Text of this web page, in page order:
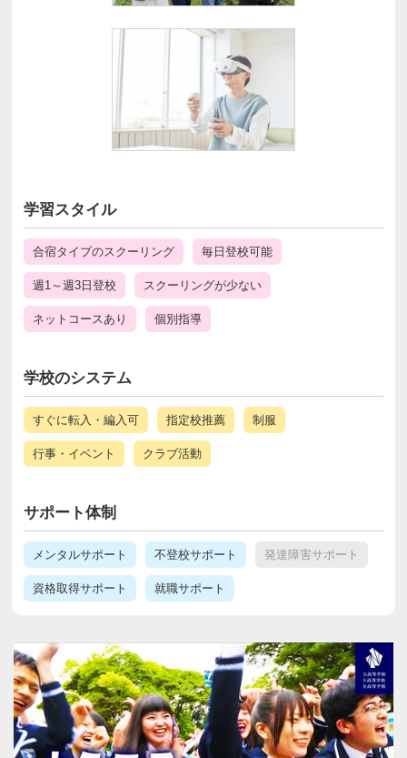
学習スタイル
合宿タイプのスクーリング 毎日登校可能
週1～週3日登校 スクーリングが少ない
ネットコースあり 個別指導
学校のシステム
すぐに転入・編入可 指定校推薦 制服
行事・イベント クラブ活動
サポート体制
メンタルサポート 不登校サポート 発達障害サポート
資格取得サポート 就職サポート